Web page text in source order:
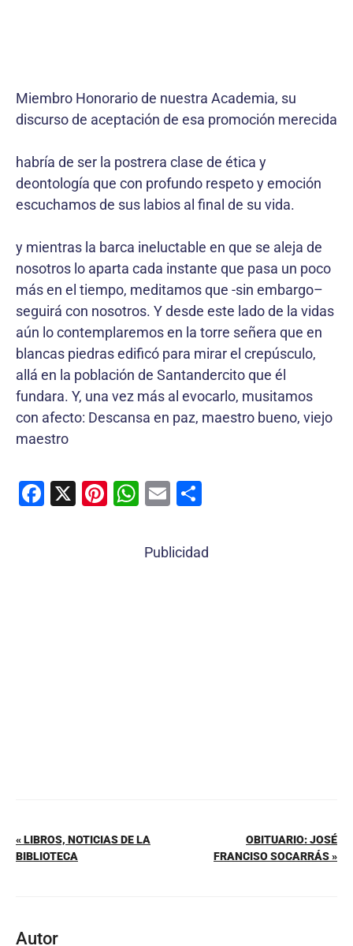
Miembro Honorario de nuestra Academia, su
discurso de aceptación de esa promoción merecida
habría de ser la postrera clase de ética y
deontología que con profundo respeto y emoción
escuchamos de sus labios al final de su vida.
y mientras la barca ineluctable en que se aleja de
nosotros lo aparta cada instante que pasa un poco
más en el tiempo, meditamos que -sin embargo–
seguirá con nosotros. Y desde este lado de la vidas
aún lo contemplaremos en la torre señera que en
blancas piedras edificó para mirar el crepúsculo,
allá en la población de Santandercito que él
fundara. Y, una vez más al evocarlo, musitamos
con afecto: Descansa en paz, maestro bueno, viejo
maestro
F
X
Pi
W
at
E
ai m
Publicidad
« LIBROS, NOTICIAS DE LA
BIBLIOTECA
OBITUARIO: JOSÉ
FRANCISO SOCARRÁS »
Autor